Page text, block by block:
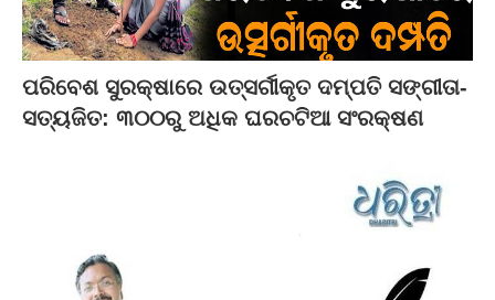
ପରିବେଶ ସୁରକ୍ଷାରେ ଉତ୍ସର୍ଗୀକୃତ ଦମ୍ପତି ସଙ୍ଗୀତା-
ସତ୍ୟଜିତ: ୩୦୦ରୁ ଅଧିକ ଘରଚଟିଆ ସଂରକ୍ଷଣ